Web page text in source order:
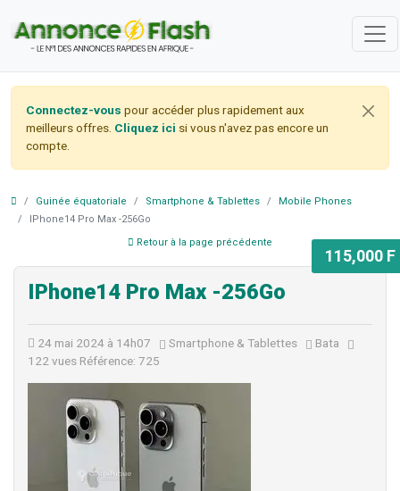
Connectez-vous pour accéder plus rapidement aux
meilleurs offres. Cliquez ici si vous n'avez pas encore un
compte.
Guinée équatoriale Smartphone & Tablettes
Mobile Phones
IPhone14 Pro Max -256Go
Retour à la page précédente
IPhone14 Pro Max -256Go
24 mai 2024 à 14h07 Smartphone & Tablettes
Bata
122 vues Référence: 725
115,000 F